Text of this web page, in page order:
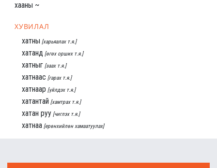
хааны ~
ХУВИЛАЛ
хатны [харьяалах т.я.]
хатанд [өгөх орших т.я.]
хатныг [заах т.я.]
хатнаас [гарах т.я.]
хатнаар [үйлдэх т.я.]
хатантай [хамтрах т.я.]
хатан руу [чиглэх т.я.]
хатнаа [ерөнхийлөн хамаатуулах]